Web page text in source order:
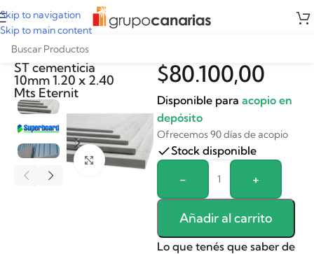
Skip to navigation
Skip to main content
Placa superboard
ST cementicia
10mm 1.20 x 2.40
Mts Eternit
Clickee para agrandar
$80.100,00
Disponible para acopio en
depósito
Ofrecemos 90 días de acopio
Stock disponible
- +
Añadir al carrito
Alternative:
Lo que tenés que saber de